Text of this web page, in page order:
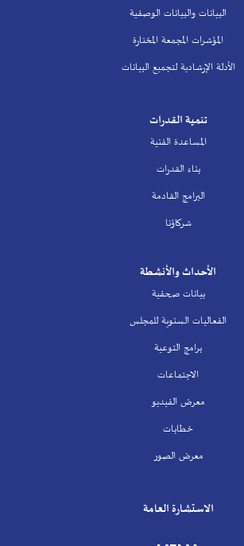
البيانات والبيانات الوصفية
المؤشرات المجمعة المختارة
الأدلة الإرشادية لتجميع البيانات
تنمية القدرات
المساعدة الفنية
بناء القدرات
البرامج القادمة
شركاؤنا
الأحداث والأنشطة
بيانات صحفية
الفعاليات السنوية للمجلس
برامج التوعية
الاجتماعات
معرض الفيديو
خطابات
معرض الصور
الاستشارة العامة